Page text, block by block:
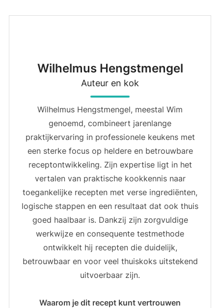
Wilhelmus Hengstmengel
Auteur en kok
Wilhelmus Hengstmengel, meestal Wim
genoemd, combineert jarenlange
praktijkervaring in professionele keukens met
een sterke focus op heldere en betrouwbare
receptontwikkeling. Zijn expertise ligt in het
vertalen van praktische kookkennis naar
toegankelijke recepten met verse ingrediënten,
logische stappen en een resultaat dat ook thuis
goed haalbaar is. Dankzij zijn zorgvuldige
werkwijze en consequente testmethode
ontwikkelt hij recepten die duidelijk,
betrouwbaar en voor veel thuiskoks uitstekend
uitvoerbaar zijn.
Waarom je dit recept kunt vertrouwen